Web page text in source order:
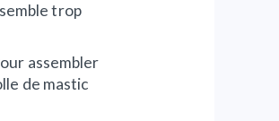
trop
assembler
de mastic